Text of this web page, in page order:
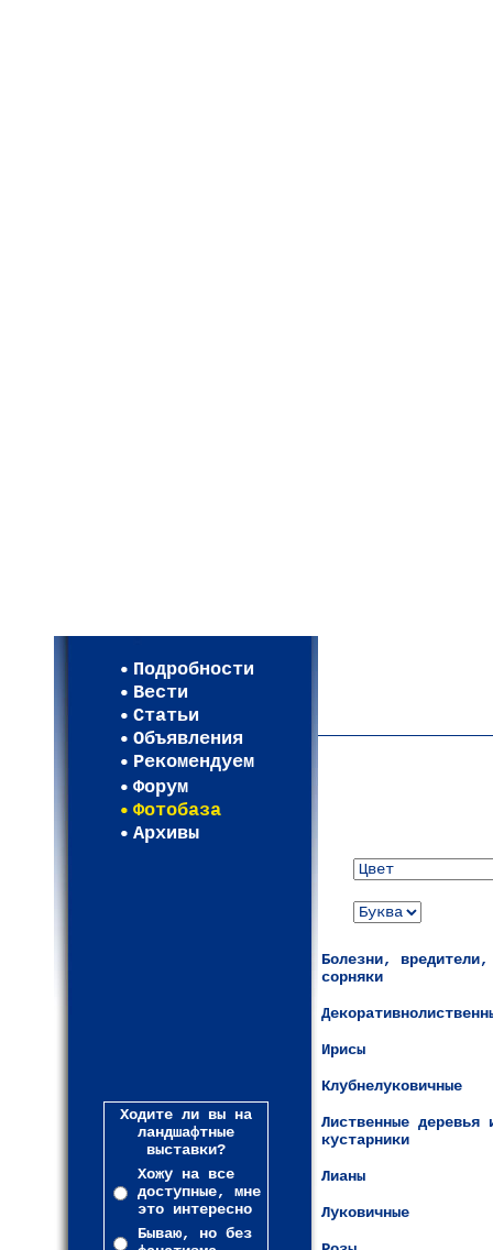
Подробности
Вести
Статьи
Объявления
Рекомендуем
Форум
Фотобаза
Архивы
Ходите ли вы на
ландшафтные
выставки?
Хожу на все
доступные, мне
это интересно
Бываю, но без
Болезни, вредители,
сорняки
Ирисы
Клубнелуковичные
Лиственные деревья
кустарники
Лианы
Луковичные